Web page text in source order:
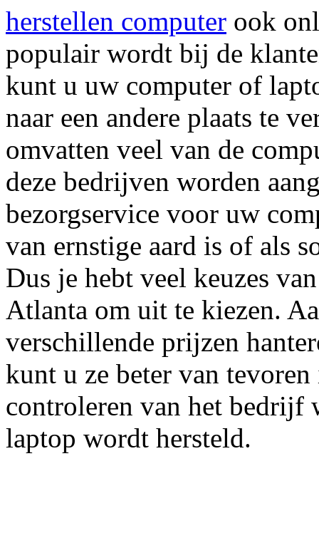
herstellen computer ook
populair wordt bij de
kunt u uw computer of
naar een andere plaats te
omvatten veel van de
deze bedrijven worden
bezorgservice voor uw
van ernstige aard is of als
Dus je hebt veel keuzes
Atlanta om uit te kiezen.
verschillende prijzen
kunt u ze beter van
controleren van het bedrijf
laptop wordt hersteld.